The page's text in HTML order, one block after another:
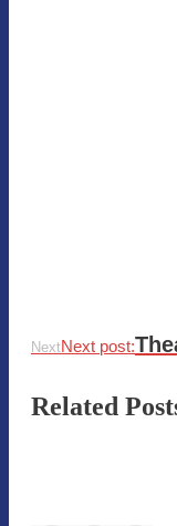
NextNext post:
Related